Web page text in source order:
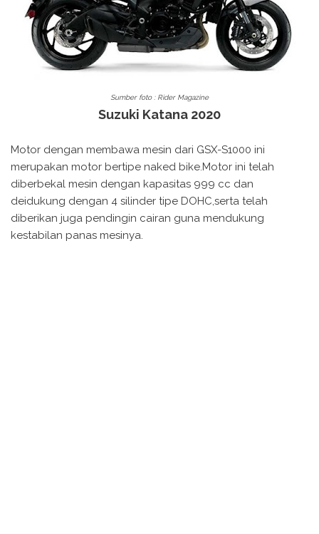
Sumber foto : Rider Magazine
Suzuki Katana 2020
Motor dengan membawa mesin dari GSX-S1000 ini
merupakan motor bertipe naked bike.Motor ini telah
diberbekal mesin dengan kapasitas 999 cc dan
deidukung dengan 4 silinder tipe DOHC,serta telah
diberikan juga pendingin cairan guna mendukung
kestabilan panas mesinya.